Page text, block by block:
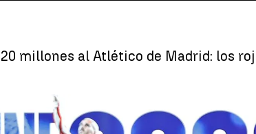
millones al Atlético de Madrid: los
Griezmann: